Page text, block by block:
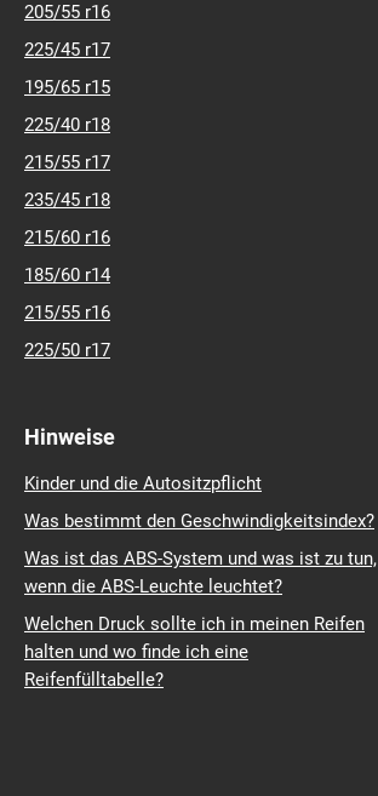
205/55 r16
225/45 r17
195/65 r15
225/40 r18
215/55 r17
235/45 r18
215/60 r16
185/60 r14
215/55 r16
225/50 r17
Hinweise
Kinder und die Autositzpflicht
Was bestimmt den Geschwindigkeitsindex?
Was ist das ABS-System und was ist zu tun,
wenn die ABS-Leuchte leuchtet?
Welchen Druck sollte ich in meinen Reifen
halten und wo finde ich eine
Reifenfülltabelle?